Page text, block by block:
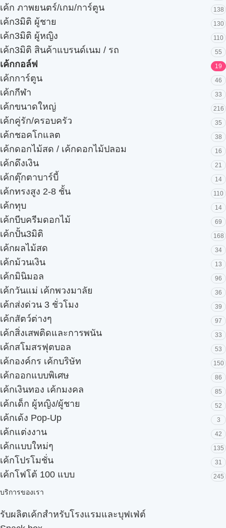
เค้ก ภาพยนตร์/เกม/การ์ตูน 138
เค้ก3มิติ ผู้ชาย 130
เค้ก3มิติ ผู้หญิง 110
เค้ก3มิติ สินค้าแบรนด์เนม / รถ 55
เค้กกอล์ฟ 19
เค้กการ์ตูน 46
เค้กกีฬา 33
เค้กขนาดใหญ่ 216
เค้กคู่รัก/ครอบครัว 35
เค้กชอคโกแลต 38
เค้กดอกไม้สด / เค้กดอกไม้ปลอม 16
เค้กดึงเงิน 21
เค้กตุ๊กตาบาร์บี้ 14
เค้กทรงสูง 2-8 ชั้น 110
เค้กทุบ 14
เค้กบีบครีมดอกไม้ 69
เค้กปั้น3มิติ 168
เค้กผลไม้สด 34
เค้กม้วนเงิน 13
เค้กมินิมอล 96
เค้กวันแม่ เค้กพวงมาลัย 36
เค้กส่งด่วน 3 ชั่วโมง 39
เค้กสัตว์ต่างๆ 97
เค้กสิ่งเสพติดและการพนัน 33
เค้กสโมสรฟุตบอล 53
เค้กองค์กร เค้กบริษัท 150
เค้กออกแบบพิเศษ 86
เค้กเงินทอง เค้กมงคล 85
เค้กเด็ก ผู้หญิง/ผู้ชาย 52
เค้กเด้ง Pop-Up 3
เค้กแต่งงาน 42
เค้กแบบใหม่ๆ 135
เค้กโปรโมชั่น 31
เค้กโฟโต้ 100 แบบ 245
บริการของเรา
รับผลิตเค้กสำหรับโรงแรมและบุฟเฟ่ต์